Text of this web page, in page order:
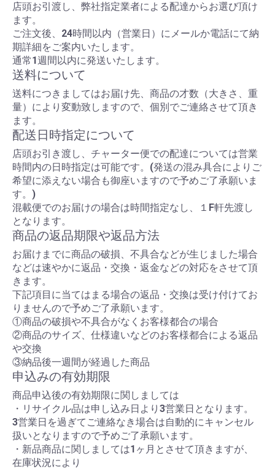
店頭お引渡し、弊社指定業者による配達からお選び頂け
ます。
ご注文後、24時間以内（営業日）にメールか電話にて納
期詳細をご案内いたします。
通常1週間以内に発送いたします。
送料について
送料につきましてはお届け先、商品の才数（大きさ、重
量）により変動致しますので、個別でご連絡させて頂き
ます。
配送日時指定について
店頭お引き渡し、チャーター便での配達については営業
時間内の日時指定は可能です。(発送の混み具合によりご
希望に添えない場合も御座いますので予めご了承願いま
す。)
混載便でのお届けの場合は時間指定なし、１F軒先渡し
となります。
商品の返品期限や返品方法
お届けまでに商品の破損、不具合などが生じました場合
などは速やかに返品・交換・返金などの対応をさせて頂
きます。
下記項目に当てはまる場合の返品・交換は受け付けてお
りませんので予めご了承願います。
①商品の破損や不具合がなくお客様都合の場合
②商品のサイズ、仕様違いなどのお客様都合による返品
や交換
③納品後一週間が経過した商品
申込みの有効期限
商品申込後の有効期限に関しましては
・リサイクル品は申し込み日より3営業日となります。
3営業日を過ぎてご連絡なき場合は自動的にキャンセル
扱いとなりますので予めご了承願います。
・新品商品に関しましては1ヶ月とさせて頂きますが、
在庫状況により